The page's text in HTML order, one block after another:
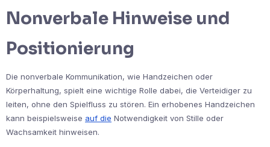
Nonverbale Hinweise und
Positionierung
Die nonverbale Kommunikation, wie Handzeichen oder
Körperhaltung, spielt eine wichtige Rolle dabei, die Verteidiger zu
leiten, ohne den Spielfluss zu stören. Ein erhobenes Handzeichen
kann beispielsweise auf die Notwendigkeit von Stille oder
Wachsamkeit hinweisen.